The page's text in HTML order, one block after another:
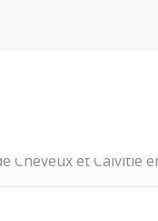
Cheveux et Calvitie